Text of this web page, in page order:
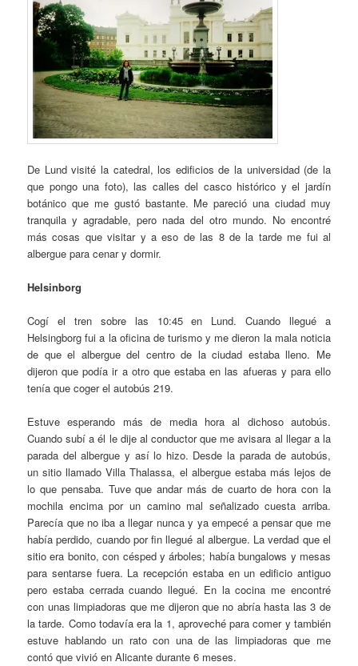
De Lund visité la catedral, los edificios de la universidad (de la
que pongo una foto), las calles del casco histórico y el jardín
botánico que me gustó bastante. Me pareció una ciudad muy
tranquila y agradable, pero nada del otro mundo. No encontré
más cosas que visitar y a eso de las 8 de la tarde me fui al
albergue para cenar y dormir.
Helsinborg
Cogí el tren sobre las 10:45 en Lund. Cuando llegué a
Helsingborg fui a la oficina de turismo y me dieron la mala noticia
de que el albergue del centro de la ciudad estaba lleno. Me
dijeron que podía ir a otro que estaba en las afueras y para ello
tenía que coger el autobús 219.
Estuve esperando más de media hora al dichoso autobús.
Cuando subí a él le dije al conductor que me avisara al llegar a la
parada del albergue y así lo hizo. Desde la parada de autobús,
un sitio llamado Villa Thalassa, el albergue estaba más lejos de
lo que pensaba. Tuve que andar más de cuarto de hora con la
mochila encima por un camino mal señalizado cuesta arriba.
Parecía que no iba a llegar nunca y ya empecé a pensar que me
había perdido, cuando por fin llegué al albergue. La verdad que el
sitio era bonito, con césped y árboles; había bungalows y mesas
para sentarse fuera. La recepción estaba en un edificio antiguo
pero estaba cerrada cuando llegué. En la cocina me encontré
con unas limpiadoras que me dijeron que no abría hasta las 3 de
la tarde. Como todavía era la 1, aproveché para comer y también
estuve hablando un rato con una de las limpiadoras que me
contó que vivió en Alicante durante 6 meses.